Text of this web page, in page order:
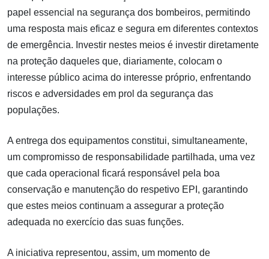
papel essencial na segurança dos bombeiros, permitindo
uma resposta mais eficaz e segura em diferentes contextos
de emergência. Investir nestes meios é investir diretamente
na proteção daqueles que, diariamente, colocam o
interesse público acima do interesse próprio, enfrentando
riscos e adversidades em prol da segurança das
populações.
A entrega dos equipamentos constitui, simultaneamente,
um compromisso de responsabilidade partilhada, uma vez
que cada operacional ficará responsável pela boa
conservação e manutenção do respetivo EPI, garantindo
que estes meios continuam a assegurar a proteção
adequada no exercício das suas funções.
A iniciativa representou, assim, um momento de